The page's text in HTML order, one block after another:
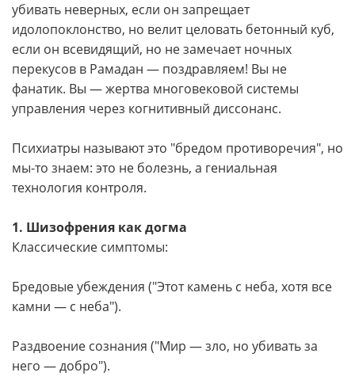
убивать неверных, если он запрещает
идолопоклонство, но велит целовать бетонный куб,
если он всевидящий, но не замечает ночных
перекусов в Рамадан — поздравляем! Вы не
фанатик. Вы — жертва многовековой системы
управления через когнитивный диссонанс.
Психиатры называют это "бредом противоречия", но
мы-то знаем: это не болезнь, а гениальная
технология контроля.
1. Шизофрения как догма
Классические симптомы:
Бредовые убеждения ("Этот камень с неба, хотя все
камни — с неба").
Раздвоение сознания ("Мир — зло, но убивать за
него — добро").